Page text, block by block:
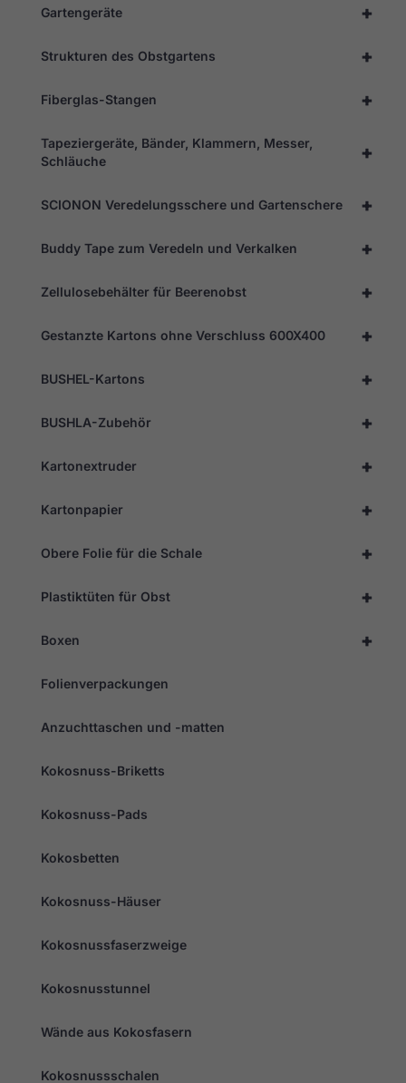
+
Gartengeräte
+
Strukturen des Obstgartens
+
Fiberglas-Stangen
+
Tapeziergeräte, Bänder, Klammern, Messer,
Schläuche
+
SCIONON Veredelungsschere und Gartenschere
+
Buddy Tape zum Veredeln und Verkalken
+
Zellulosebehälter für Beerenobst
+
Gestanzte Kartons ohne Verschluss 600X400
+
BUSHEL-Kartons
+
BUSHLA-Zubehör
+
Kartonextruder
+
Kartonpapier
+
Obere Folie für die Schale
+
Plastiktüten für Obst
+
Boxen
Folienverpackungen
Anzuchttaschen und -matten
Kokosnuss-Briketts
Kokosnuss-Pads
Kokosbetten
Kokosnuss-Häuser
Kokosnussfaserzweige
Kokosnusstunnel
Wände aus Kokosfasern
Kokosnussschalen